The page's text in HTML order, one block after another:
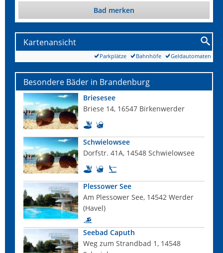
Bad merken
Kartenansicht
Geldautomaten
Bahnhöfe
Parkplätze
Besondere Bäder in Brandenburg
Briesesee
Briese 14, 16547 Birkenwerder
Schwielowsee
Dorfstr. 41A, 14548 Schwielowsee
Plessower See
Am Plessower See, 14542 Werder
(Havel)
Seebad Caputh
Weg zum Strandbad 1, 14548